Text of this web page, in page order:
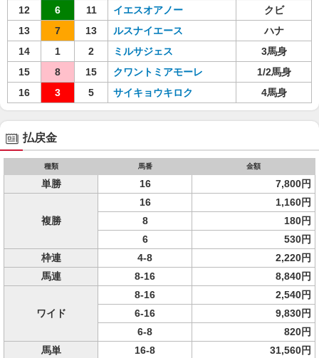
12
6 11 イエスオアノー
クビ
13
7 13 ルスナイエース
ハナ
14
1 2 ミルサジェス
3馬身
15
8 15 クワントミアモーレ
1/2馬身
16
3 5 サイキョウキロク 4馬身
払戻金
種類 馬番 金額
単勝 16 7,800円
複勝
16
1,160円
8
180円
6
530円
枠連
4-8
2,220円
馬連
8-16 8,840円
ワイド
8-16
2,540円
6-16
9,830円
6-8
820円
馬単
16-8
31,560円